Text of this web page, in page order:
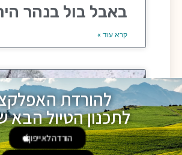
באבל בול בנהר
קרא עוד »
להורדת
לתכנון הטיול הבא
הורדה לאייפון